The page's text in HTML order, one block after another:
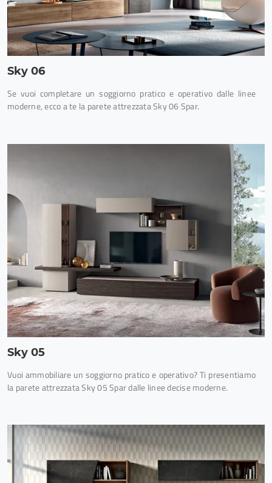
Sky 06
Se vuoi completare un soggiorno pratico e operativo dalle linee
moderne, ecco a te la parete attrezzata Sky 06 Spar.
Sky 05
Vuoi ammobiliare un soggiorno pratico e operativo? Ti presentiamo
la parete attrezzata Sky 05 Spar dalle linee decise moderne.